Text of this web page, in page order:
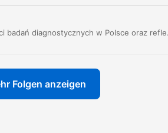
w lesie, ryb w wodzie, dorsza w
serię absurdalnych porad i życzeń
Odcinek porusza temat dostępności badań
Folgen anzeigen